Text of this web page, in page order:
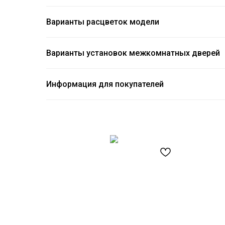
Варианты расцветок модели
Варианты установок межкомнатных дверей
Информация для покупателей